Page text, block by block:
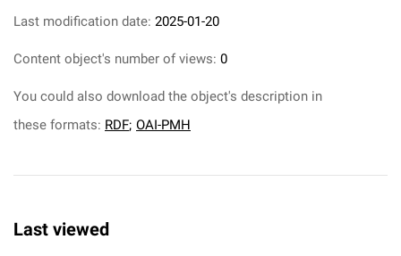
Last modification date: 2025-01-20
Content object's number of views: 0
You could also download the object's description in
these formats: RDF; OAI-PMH
Last viewed